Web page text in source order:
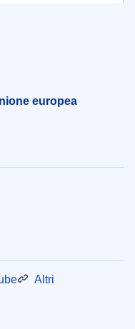
europea
europea
Altri